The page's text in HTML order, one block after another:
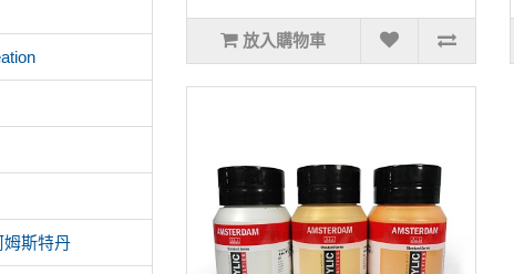
斯特丹
放入購物車